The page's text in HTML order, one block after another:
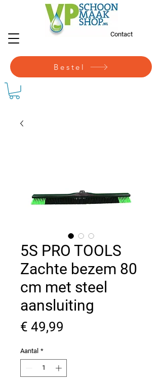
Contact
Bestel
5S PRO TOOLS
Zachte bezem 80
cm met steel
aansluiting
€ 49,99
Aantal *